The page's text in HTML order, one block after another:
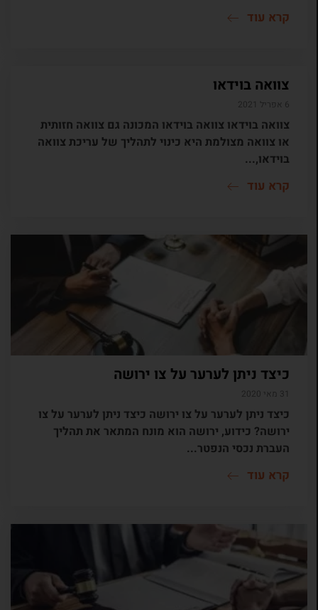
קרא עוד
צוואה בוידאו
6 אפריל 2021
צוואה בוידאו צוואה בוידאו המכונה גם צוואה חזותית
או צוואה מצולמת היא כינוי לתהליך של עריכת צוואה
בוידאו,...
קרא עוד
כיצד ניתן לערער על צו ירושה
31 מאי 2020
כיצד ניתן לערער על צו ירושה כיצד ניתן לערער על צו
ירושה? כידוע, ירושה הוא מונח המתאר את תהליך
העברת נכסי הנפטר...
קרא עוד